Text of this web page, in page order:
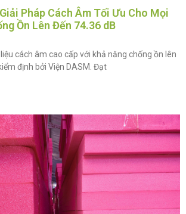
Pháp Cách Âm Tối Ưu Cho Mọi
Ồn Lên Đến 74.36 dB
cách âm cao cấp với khả năng chống ồn lên
định bởi Viện DASM. Đạt